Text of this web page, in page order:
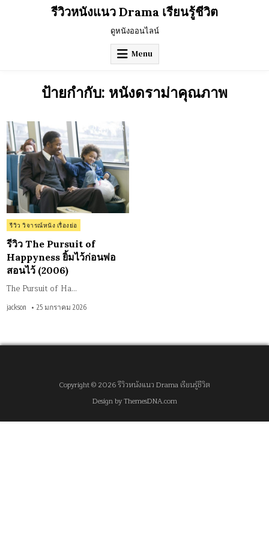
รีวิวหนังแนว Drama เรียนรู้ชีวิต
ดูหนังออนไลน์
Menu
ป้ายกำกับ: หนังดราม่าคุณภาพ
0 Commenton
รีวิว
The
Pursuit
of
Happyness
ยิ้ม
พ่อ
สอน
ไว้
(2006)
Posted
in
รีวิว วิจารณ์หนัง เรื่องย่อ
รีวิว The Pursuit of
Happyness ยิ้มไว้ก่อนพ่อ
สอนไว้ (2006)
The Pursuit of Ha…
jackson 25 มกราคม 2026
Copyright © 2026 รีวิวหนังแนว Drama เรียนรู้ชีวิต
Design by ThemesDNA.com